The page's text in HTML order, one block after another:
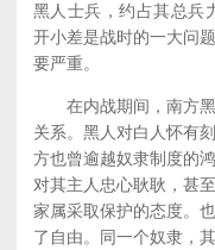
黑人士兵，约占其总兵
开小差是战时的一大问
要严重。
在内战期间，南方黑
关系。黑人对白人怀有
方也曾逾越奴隶制度的
对其主人忠心耿耿，甚
家属采取保护的态度。
了自由。同一个奴隶，